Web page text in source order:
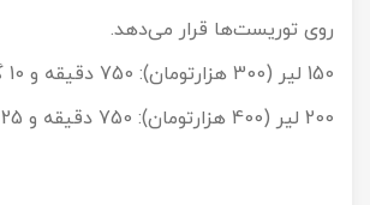
روی توریست‌ها قرار می‌دهد.
150 لیر (300 هزارتومان): 750 دقیقه و 10 گیگابایت دیتا.
200 لیر (400 هزارتومان): 750 دقیقه و 25 گیگابایت دیتا.